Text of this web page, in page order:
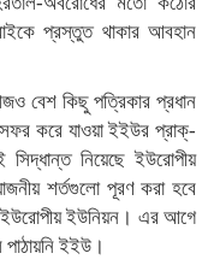
প্রস্তুত থাকার আবহান
বেশ কিছু পত্রিকার প্রধান
সফর করে যাওয়া ইইউর প্রাক্-
সিদ্ধান্ত নিয়েছে ইউরোপীয়
শর্তগুলো পূরণ করা হবে
ইউরোপীয় ইউনিয়ন। এর আগে
পাঠায়নি ইইউ।